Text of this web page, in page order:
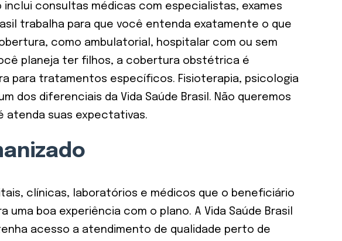
inclui consultas médicas com especialistas, exames
trabalha para que você entenda exatamente o que
como ambulatorial, hospitalar com ou sem
planeja ter filhos, a cobertura obstétrica é
para tratamentos específicos. Fisioterapia, psicologia
dos diferenciais da Vida Saúde Brasil. Não queremos
atenda suas expectativas.
clínicas, laboratórios e médicos que o beneficiário
boa experiência com o plano. A Vida Saúde Brasil
acesso a atendimento de qualidade perto de